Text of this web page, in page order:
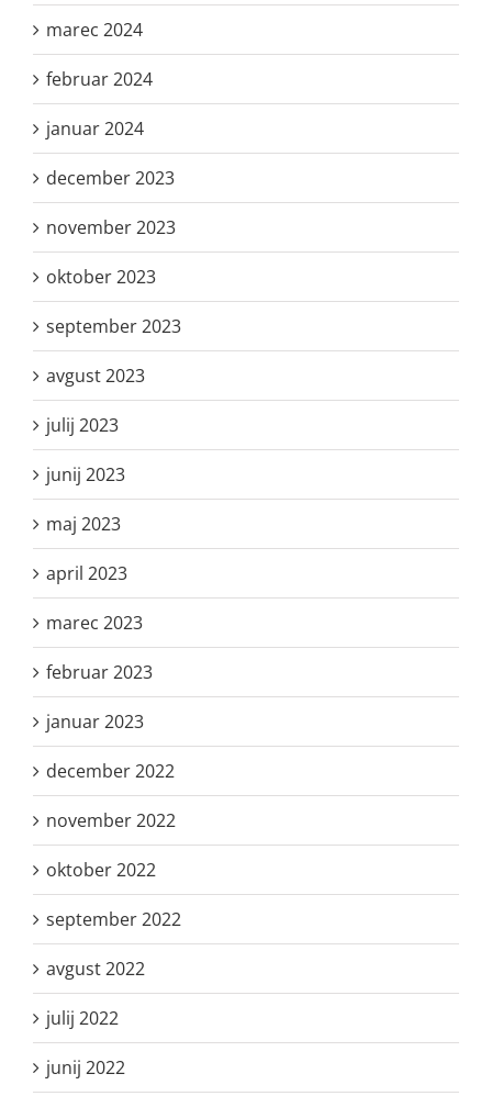
marec 2024
februar 2024
januar 2024
december 2023
november 2023
oktober 2023
september 2023
avgust 2023
julij 2023
junij 2023
maj 2023
april 2023
marec 2023
februar 2023
januar 2023
december 2022
november 2022
oktober 2022
september 2022
avgust 2022
julij 2022
junij 2022